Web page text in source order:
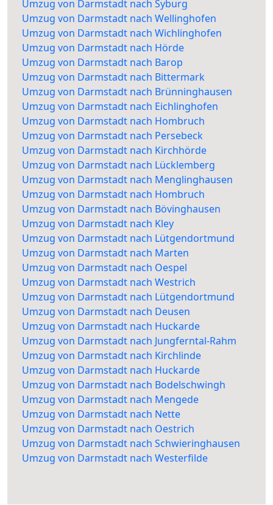
Umzug von Darmstadt nach Syburg
Umzug von Darmstadt nach Wellinghofen
Umzug von Darmstadt nach Wichlinghofen
Umzug von Darmstadt nach Hörde
Umzug von Darmstadt nach Barop
Umzug von Darmstadt nach Bittermark
Umzug von Darmstadt nach Brünninghausen
Umzug von Darmstadt nach Eichlinghofen
Umzug von Darmstadt nach Hombruch
Umzug von Darmstadt nach Persebeck
Umzug von Darmstadt nach Kirchhörde
Umzug von Darmstadt nach Lücklemberg
Umzug von Darmstadt nach Menglinghausen
Umzug von Darmstadt nach Hombruch
Umzug von Darmstadt nach Bövinghausen
Umzug von Darmstadt nach Kley
Umzug von Darmstadt nach Lütgendortmund
Umzug von Darmstadt nach Marten
Umzug von Darmstadt nach Oespel
Umzug von Darmstadt nach Westrich
Umzug von Darmstadt nach Lütgendortmund
Umzug von Darmstadt nach Deusen
Umzug von Darmstadt nach Huckarde
Umzug von Darmstadt nach Jungferntal-Rahm
Umzug von Darmstadt nach Kirchlinde
Umzug von Darmstadt nach Huckarde
Umzug von Darmstadt nach Bodelschwingh
Umzug von Darmstadt nach Mengede
Umzug von Darmstadt nach Nette
Umzug von Darmstadt nach Oestrich
Umzug von Darmstadt nach Schwieringhausen
Umzug von Darmstadt nach Westerfilde